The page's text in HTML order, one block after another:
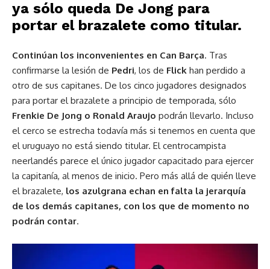
ya sólo queda De Jong para
portar el brazalete como titular.
Continúan los inconvenientes en Can Barça. Tras
confirmarse la lesión de Pedri, los de Flick han perdido a
otro de sus capitanes. De los cinco jugadores designados
para portar el brazalete a principio de temporada, sólo
Frenkie De Jong o Ronald Araujo podrán llevarlo. Incluso
el cerco se estrecha todavía más si tenemos en cuenta que
el uruguayo no está siendo titular. El centrocampista
neerlandés parece el único jugador capacitado para ejercer
la capitanía, al menos de inicio. Pero más allá de quién lleve
el brazalete, los azulgrana echan en falta la jerarquía
de los demás capitanes, con los que de momento no
podrán contar.